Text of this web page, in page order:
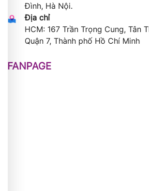
Đình, Hà Nội.
Địa chỉ
HCM: 167 Trần Trọng Cung, Tân
Quận 7, Thành phố Hồ Chí Minh
FANPAGE